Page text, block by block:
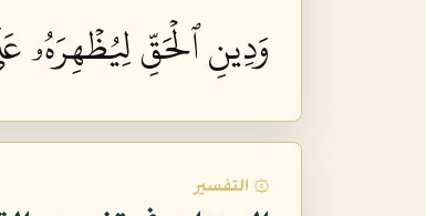
وَدِينِ ٱلۡحَقِّ لِيُظۡهِرَهُۥ
۞ التفسير